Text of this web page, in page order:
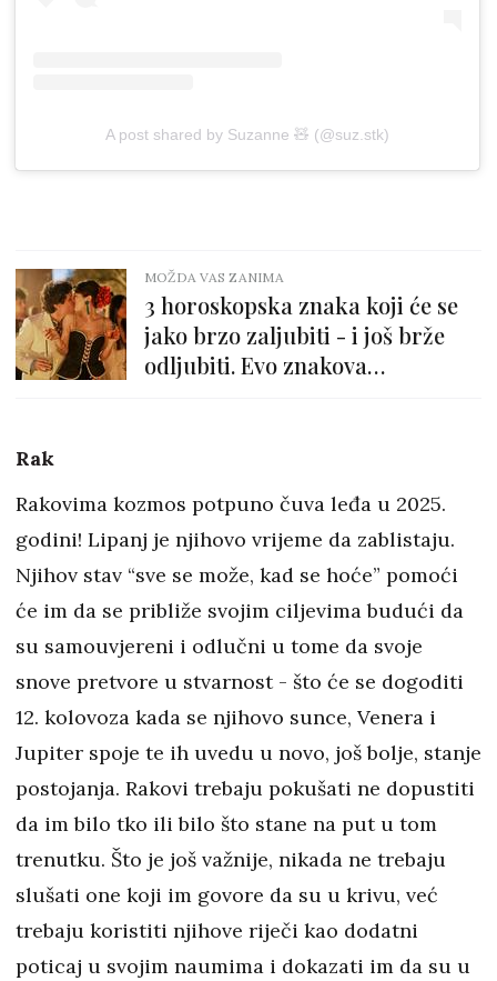
A post shared by Suzanne 🧸 (@suz.stk)
MOŽDA VAS ZANIMA
3 horoskopska znaka koji će se
jako brzo zaljubiti - i još brže
odljubiti. Evo znakova
Rak
Rakovima kozmos potpuno čuva leđa u 2025.
godini! Lipanj je njihovo vrijeme da zablistaju.
Njihov stav “sve se može, kad se hoće” pomoći
će im da se približe svojim ciljevima budući da
su samouvjereni i odlučni u tome da svoje
snove pretvore u stvarnost - što će se dogoditi
12. kolovoza kada se njihovo sunce, Venera i
Jupiter spoje te ih uvedu u novo, još bolje, stanje
postojanja. Rakovi trebaju pokušati ne dopustiti
da im bilo tko ili bilo što stane na put u tom
trenutku. Što je još važnije, nikada ne trebaju
slušati one koji im govore da su u krivu, već
trebaju koristiti njihove riječi kao dodatni
poticaj u svojim naumima i dokazati im da su u